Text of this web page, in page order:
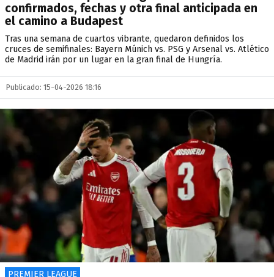
confirmados, fechas y otra final anticipada en
el camino a Budapest
Tras una semana de cuartos vibrante, quedaron definidos los
cruces de semifinales: Bayern Múnich vs. PSG y Arsenal vs. Atlético
de Madrid irán por un lugar en la gran final de Hungría.
Publicado: 15-04-2026 18:16
PREMIER LEAGUE